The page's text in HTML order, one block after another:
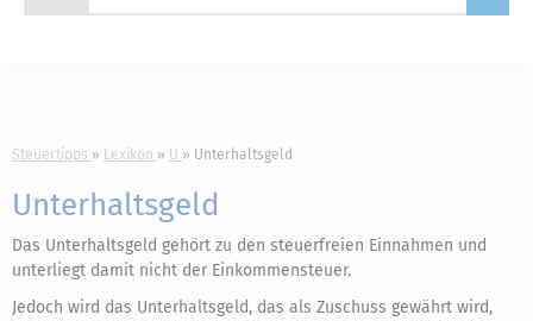
Steuertipps Lexikon U Unterhaltsgeld
Unterhaltsgeld
Das Unterhaltsgeld gehört zu den steuerfreien Einnahmen und
unterliegt damit nicht der Einkommensteuer.
Jedoch wird das Unterhaltsgeld, das als Zuschuss gewährt wird,